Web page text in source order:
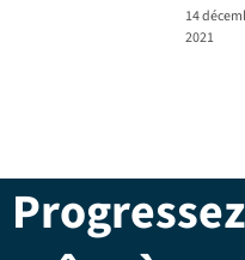
14
2021